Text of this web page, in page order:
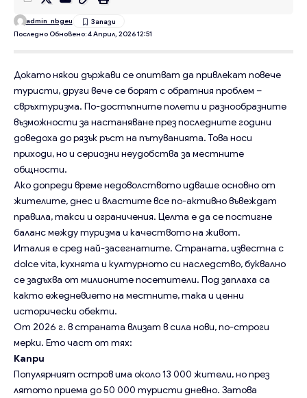
Последно Обновено: 4 Април, 2026 12:51
admin_nbgeu
Докато някои държави се опитват да привлекат повече
туристи, други вече се борят с обратния проблем –
свръхтуризма. По-достъпните полети и разнообразните
възможности за настаняване през последните години
доведоха до рязък ръст на пътуванията. Това носи
приходи, но и сериозни неудобства за местните
общности.
Ако допреди време недоволството идваше основно от
жителите, днес и властите все по-активно въвеждат
правила, такси и ограничения. Целта е да се постигне
баланс между туризма и качеството на живот.
Италия е сред най-засегнатите. Страната, известна с
dolce vita, кухнята и културното си наследство, буквално
се задъхва от милионите посетители. Под заплаха са
както ежедневието на местните, така и ценни
исторически обекти.
От 2026 г. в страната влизат в сила нови, по-строги
мерки. Ето част от тях:
Капри
Популярният остров има около 13 000 жители, но през
лятото приема до 50 000 туристи дневно. Затова